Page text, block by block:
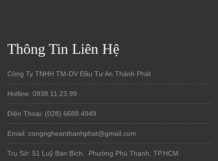
Thông Tin Liên Hệ
Công Ty TNHH TM-DV Đầu Tư An Thành Phát
Hotline: 0938.11.23.99
Điện Thoại: (028) 6688.4949
Email: congngheanthanhphat@gmail.com
Trụ Sở: 51 Luỹ Bán Bích, Phường Phú Thạnh, TP.HCM